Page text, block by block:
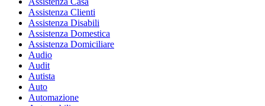
Assistenza Clienti
Assistenza Disabili
Assistenza Domestica
Assistenza Domiciliare
Audio
Audit
Autista
Auto
Automazione